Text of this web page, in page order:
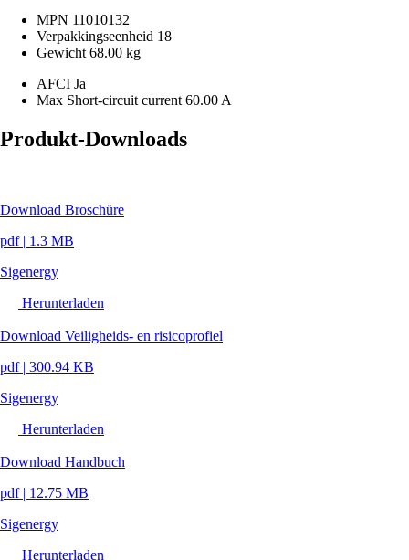
MPN 11010132
Verpakkingseenheid 18
Gewicht 68.00 kg
AFCI Ja
Max Short-circuit current 60.00 A
Produkt-Downloads
Download Broschüre
pdf | 1.3 MB
Sigenergy
Herunterladen
Download Veiligheids- en risicoprofiel
pdf | 300.94 KB
Sigenergy
Herunterladen
Download Handbuch
pdf | 12.75 MB
Sigenergy
Herunterladen